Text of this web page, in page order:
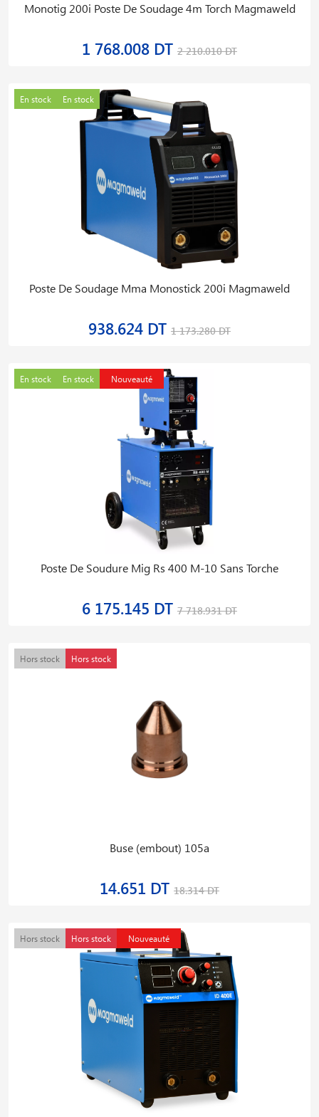
Monotig 200i Poste De Soudage 4m Torch Magmaweld
1 768.008 DT 2 210.010 DT
En stock En stock
Poste De Soudage Mma Monostick 200i Magmaweld
938.624 DT 1 173.280 DT
En stock En stock Nouveauté
Poste De Soudure Mig Rs 400 M-10 Sans Torche
6 175.145 DT 7 718.931 DT
Hors stock Hors stock
Buse (embout) 105a
14.651 DT 18.314 DT
Hors stock Hors stock Nouveauté